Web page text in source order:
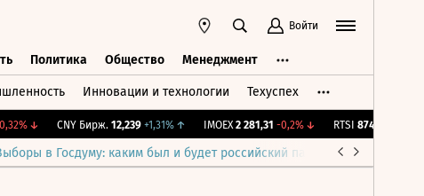
Войти
Политика Общество Менеджмент
Инновации и технологии Техуспех
↓ CNY Бирж. 12,239 +1,31%↑ IMOEX 2 281,31 -0,2%↓ RTSI 874,64
в Госдуму: каким был и будет российский парламент